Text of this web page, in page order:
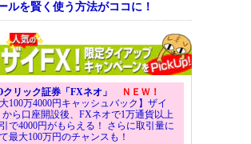
ルを賢く使う方法がココに！
クリック証券「FXネオ」
ＮＥＷ！
大100万4000円キャッシュバック】ザイ
ら口座開設後、FXネオで1万通貨以上
で4000円がもらえる！ さらに取引量に
最大100万円のチャンスも！